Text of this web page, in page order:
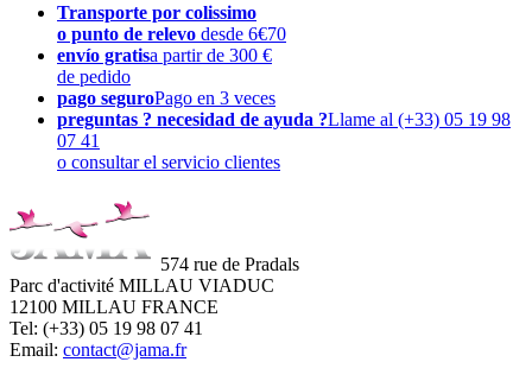
Transporte por colissimo
o punto de relevo desde 6€70
envío gratisa partir de 300 €
de pedido
pago seguroPago en 3 veces
preguntas ? necesidad de ayuda ?Llame al (+33) 05 19 98
07 41
o consultar el servicio clientes
574 rue de Pradals
Parc d'activité MILLAU VIADUC
12100 MILLAU FRANCE
Tel: (+33) 05 19 98 07 41
Email: contact@jama.fr